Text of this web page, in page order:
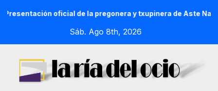
oficial de la pregonera y txupinera de Aste Nagusia 2026
Sáb. Ago 8th, 2026